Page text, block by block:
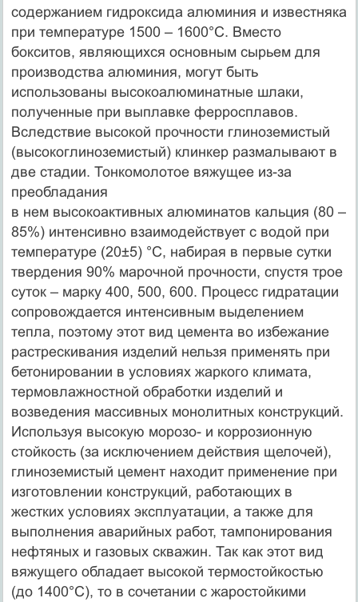
содержанием гидроксида алюминия и известняка
при температуре 1500 – 1600°С. Вместо
бокситов, являющихся основным сырьем для
производства алюминия, могут быть
использованы высокоалюминатные шлаки,
полученные при выплавке ферросплавов.
Вследствие высокой прочности глиноземистый
(высокоглиноземистый) клинкер размалывают в
две стадии. Тонкомолотое вяжущее из-за
преобладания
в нем высокоактивных алюминатов кальция (80 –
85%) интенсивно взаимодействует с водой при
температуре (20±5) °С, набирая в первые сутки
твердения 90% марочной прочности, спустя трое
суток – марку 400, 500, 600. Процесс гидратации
сопровождается интенсивным выделением
тепла, поэтому этот вид цемента во избежание
растрескивания изделий нельзя применять при
бетонировании в условиях жаркого климата,
термовлажностной обработки изделий и
возведения массивных монолитных конструкций.
Используя высокую морозо- и коррозионную
стойкость (за исключением действия щелочей),
глиноземистый цемент находит применение при
изготовлении конструкций, работающих в
жестких условиях эксплуатации, а также для
выполнения аварийных работ, тампонирования
нефтяных и газовых скважин. Так как этот вид
вяжущего обладает высокой термостойкостью
(до 1400°С), то в сочетании с жаростойкими